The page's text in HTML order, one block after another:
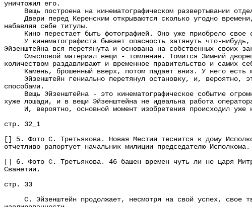
уничтожил его.
Вещь построена на кинематографическом развертывании
Двери перед Керенским открываются сколько угодно
набавляя себе титулы.
Кино перестает быть фотографией. Оно уже приобрело свое
У кинематографиста бывает опасность затянуть что-
Эйзенштейна вся перетянута и основана на собственных своих
Смысловой материал вещи - томление. Томится Зимний
количеством раздавливают и временное правительство и самих
Камень, брошенный вверх, потом падает вниз. У него есть
Эйзенштейн гениально перетянул остановку, и, вероятно,
способами.
Вещь Эйзенштейна - это кинематографическое событие
хуже лошади, и в вещи Эйзенштейна не идеальна работа
И, вероятно, основной момент изобретения происходил уже
стр. 32_1
[] 5. Фото С. Третьякова. Новая Местия теснится к дому
отчетливо рапортует начальник милиции председателю Исполкома.
[] 6. Фото С. Третьякова. 46 башен времен чуть ли не царя
Сванетии.
стр. 33
С. Эйзенштейн продолжает, несмотря на свой успех, свое